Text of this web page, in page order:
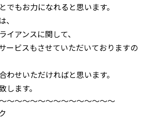
でもお力になれると思います。
、
イアンスに関して、
ービスもさせていただいておりますの
わせいただければと思います。
します。
～～～～～～～～～～～～～～